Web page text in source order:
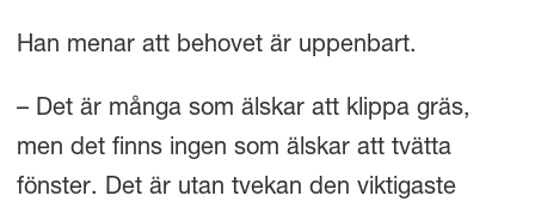
Han menar att behovet är uppenbart.
– Det är många som älskar att klippa gräs,
men det finns ingen som älskar att tvätta
fönster. Det är utan tvekan den viktigaste